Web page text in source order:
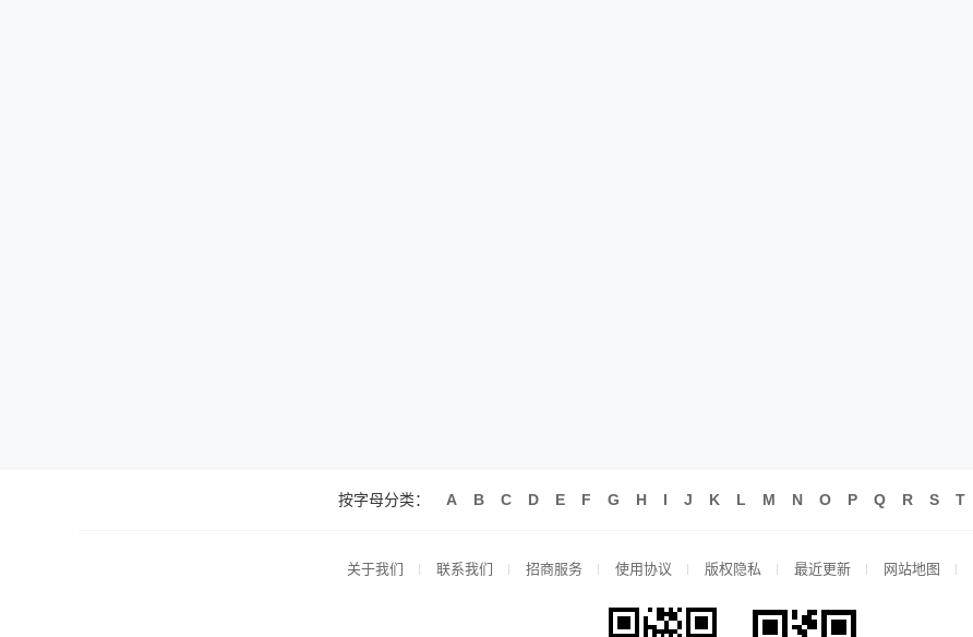
按字母分类： A B C D E F G H I J K L M N O P Q R S T
关于我们 联系我们 招商服务 使用协议 版权隐私 最近更新 网站地图